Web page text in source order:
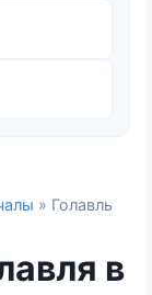
» Голавль
в